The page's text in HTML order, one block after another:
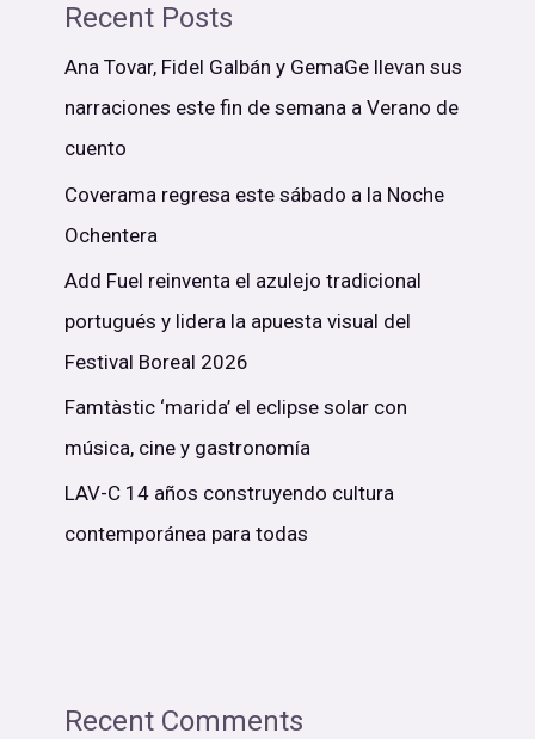
Recent Posts
Ana Tovar, Fidel Galbán y GemaGe llevan sus
narraciones este fin de semana a Verano de
cuento
Coverama regresa este sábado a la Noche
Ochentera
Add Fuel reinventa el azulejo tradicional
portugués y lidera la apuesta visual del
Festival Boreal 2026
Famtàstic ‘marida’ el eclipse solar con
música, cine y gastronomía
LAV-C 14 años construyendo cultura
contemporánea para todas
Recent Comments